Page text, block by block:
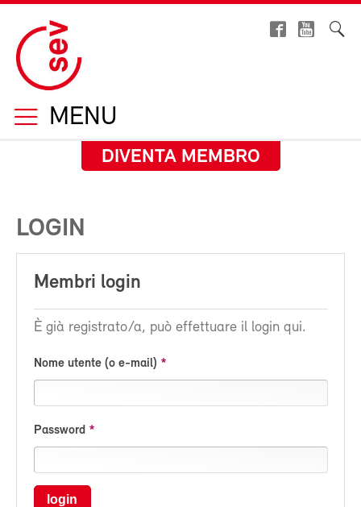
MENU
DIVENTA MEMBRO
LOGIN
Membri login
È già registrato/a, può effettuare il login qui.
Nome utente (o e-mail)
Password
login